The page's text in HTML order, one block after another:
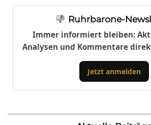
Ruhrbarone-
Immer informiert bleiben:
Analysen und Kommentare
Jetzt anmelden